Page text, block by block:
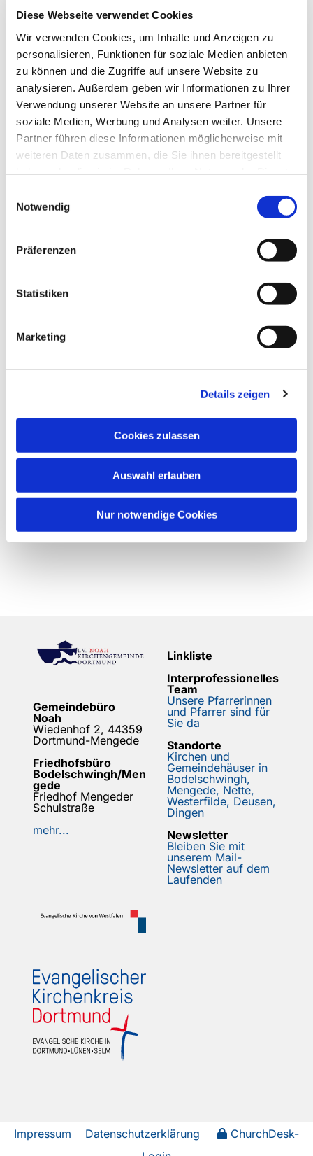
Diese Webseite verwendet Cookies
Wir verwenden Cookies, um Inhalte und Anzeigen zu
personalisieren, Funktionen für soziale Medien anbieten
zu können und die Zugriffe auf unsere Website zu
analysieren. Außerdem geben wir Informationen zu Ihrer
Verwendung unserer Website an unsere Partner für
soziale Medien, Werbung und Analysen weiter. Unsere
Partner führen diese Informationen möglicherweise mit
weiteren Daten zusammen, die Sie ihnen bereitgestellt
Notwendig
Präferenzen
Statistiken
Marketing
Details zeigen
Cookies zulassen
Auswahl erlauben
Nur notwendige Cookies
Dies könnte Sie auch
Gemeindebüro
Noah
Wiedenhof 2, 44359
Dortmund-Mengede
Friedhofsbüro
Bodelschwingh/Men
gede
Friedhof Mengeder
Schulstraße
mehr...
Linkliste
Interprofessionelles
Team
Unsere Pfarrerinnen
und Pfarrer sind für
Sie da
Standorte
Kirchen und
Gemeindehäuser in
Bodelschwingh,
Mengede, Nette,
Westerfilde, Deusen,
Dingen
Newsletter
Bleiben Sie mit
unserem Mail-
Newsletter auf dem
Laufenden
Impressum Datenschutzerklärung
ChurchDesk-